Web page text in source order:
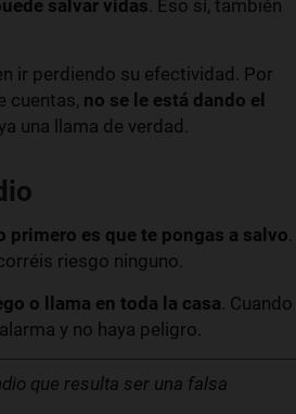
salvar vidas. Eso sí, también
ir perdiendo su efectividad. Por
cuentas, no se le está dando el
una llama de verdad.
primero es que te pongas a salvo.
riesgo ninguno.
o llama en toda la casa. Cuando
y no haya peligro.
que resulta ser una falsa